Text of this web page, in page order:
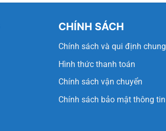
CHÍNH SÁCH
Chính sách và qui định chung
Hình thức thanh toán
Chính sách vận chuyển
Chính sách bảo mật thông tin